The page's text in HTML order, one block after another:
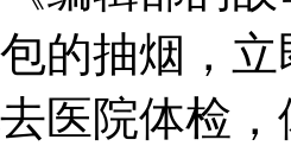
的抽烟，
医院体检